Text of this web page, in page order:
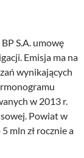
S.A. umowę
Emisja ma na
wynikających
w 2013 r.
Powiat w
mln zł rocznie a